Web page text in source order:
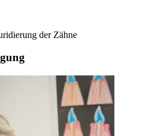
der Zähne